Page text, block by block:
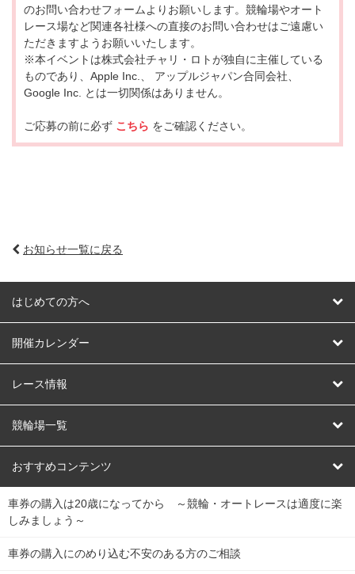
のお問い合わせフォームよりお願いします。競輪場やオート
レース場など関連各社様への直接のお問い合わせはご遠慮い
ただきますようお願いいたします。
※本イベントは株式会社チャリ・ロトが独自に主催している
ものであり、Apple Inc.、 アップルジャパン合同会社、
Google Inc. とは一切関係はありません。
ご応募の前に必ず こちら をご確認ください。
お知らせ一覧に戻る
はじめての方へ
はじめての方へ
開催カレンダー
競輪
オートレース
競輪くじ
Dokanto!
チャリロトプラザ
レース情報
レース予想
レース結果
キャリーオーバー一覧
競輪場一覧
北日本 函館競輪場
関
東
弥彦競輪場 前橋競輪場 取手競輪場 宇都宮競輪場
おすすめコンテンツ
競輪選手情報
Perfecta Navi
車券の購入は20歳になってから ～競輪・オートレースは適度に楽
しみましょう～
車券の購入にのめり込む不安のある方のご相談